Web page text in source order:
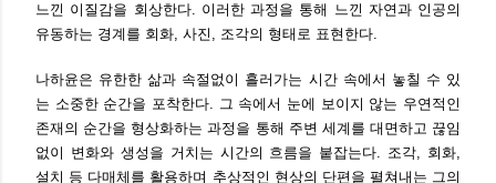
느낀 이질감을 회상한다. 이러한 과정을 통해 느낀 자연과 인공의
유동하는 경계를 회화, 사진, 조각의 형태로 표현한다.
나하윤은 유한한 삶과 속절없이 흘러가는 시간 속에서 놓칠 수 있
는 소중한 순간을 포착한다. 그 속에서 눈에 보이지 않는 우연적인
존재의 순간을 형상화하는 과정을 통해 주변 세계를 대면하고 끊임
없이 변화와 생성을 거치는 시간의 흐름을 붙잡는다. 조각, 회화,
설치 등 다매체를 활용하며 추상적인 현상의 단편을 펼쳐내는 그의